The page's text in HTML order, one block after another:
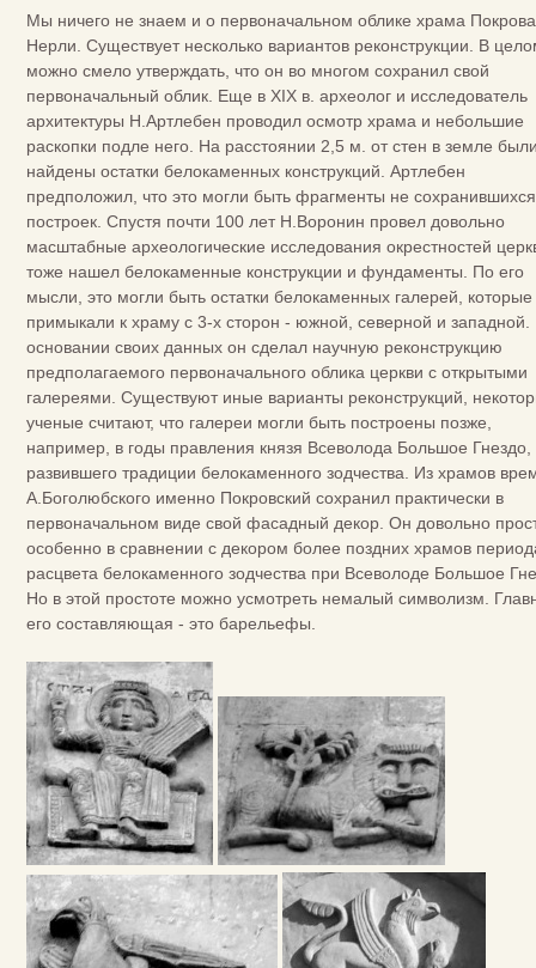
Мы ничего не знаем и о первоначальном облике храма
Нерли. Существует несколько вариантов реконструкции. В
можно смело утверждать, что он во многом сохранил свой
первоначальный облик. Еще в XIX в. археолог и исследователь
архитектуры Н.Артлебен проводил осмотр храма и небольшие
раскопки подле него. На расстоянии 2,5 м. от стен в земле
найдены остатки белокаменных конструкций. Артлебен
предположил, что это могли быть фрагменты не сохранившихся
построек. Спустя почти 100 лет Н.Воронин провел довольно
масштабные археологические исследования окрестностей
тоже нашел белокаменные конструкции и фундаменты. По его
мысли, это могли быть остатки белокаменных галерей, которые
примыкали к храму с 3-х сторон - южной, северной и западной.
основании своих данных он сделал научную реконструкцию
предполагаемого первоначального облика церкви с открытыми
галереями. Существуют иные варианты реконструкций,
ученые считают, что галереи могли быть построены позже,
например, в годы правления князя Всеволода Большое Гнездо,
развившего традиции белокаменного зодчества. Из храмов
А.Боголюбского именно Покровский сохранил практически в
первоначальном виде свой фасадный декор. Он довольно
особенно в сравнении с декором более поздних храмов
расцвета белокаменного зодчества при Всеволоде Большое
Но в этой простоте можно усмотреть немалый символизм.
его составляющая - это барельефы.